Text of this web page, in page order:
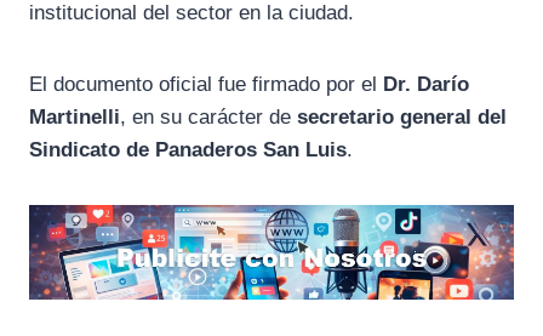
institucional del sector en la ciudad.
El documento oficial fue firmado por el Dr. Darío
Martinelli, en su carácter de secretario general del
Sindicato de Panaderos San Luis.